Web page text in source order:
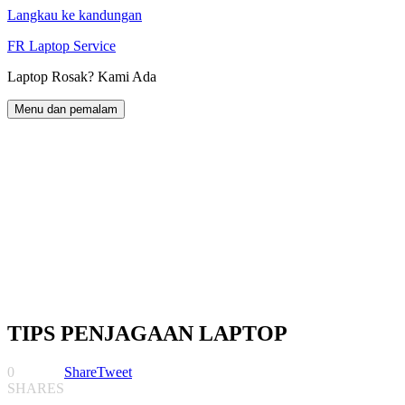
Langkau ke kandungan
FR Laptop Service
Laptop Rosak? Kami Ada
Menu dan pemalam
TIPS PENJAGAAN LAPTOP
0
SHARES
ShareTweet